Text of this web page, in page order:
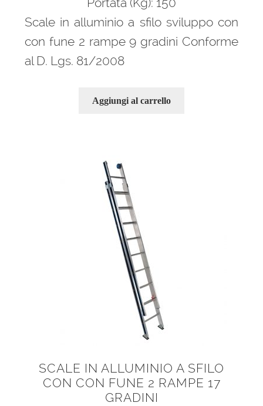
Scale in alluminio a sfilo sviluppo con
con fune 2 rampe 9 gradini Conforme
al D. Lgs. 81/2008
Aggiungi al carrello
SCALE IN ALLUMINIO A SFILO
CON CON FUNE 2 RAMPE 17
GRADINI